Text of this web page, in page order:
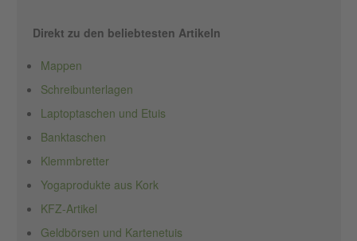
Direkt zu den beliebtesten Artikeln
Mappen
Schreibunterlagen
Laptoptaschen und Etuis
Banktaschen
Klemmbretter
Yogaprodukte aus Kork
KFZ-Artikel
Geldbörsen und Kartenetuis